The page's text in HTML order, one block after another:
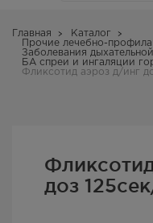
Главная
Каталог
Прочие лечебно-
Заболевания
БА спреи и ингаляции
Фликсотид аэроз д/инг
доз